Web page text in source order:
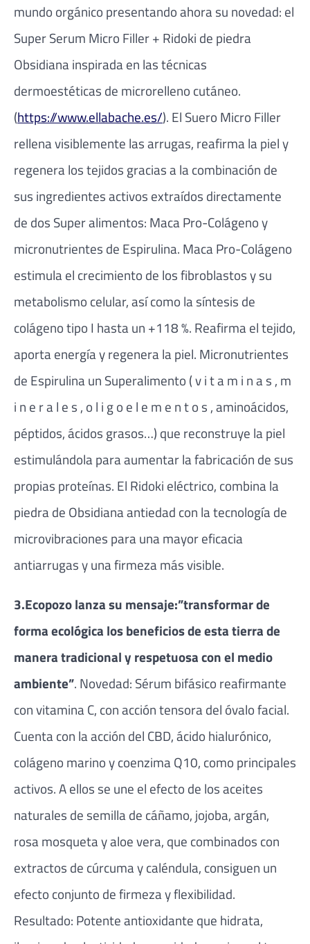
mundo orgánico presentando ahora su novedad: el
Super Serum Micro Filler + Ridoki de piedra
Obsidiana inspirada en las técnicas
dermoestéticas de microrelleno cutáneo.
(https://www.ellabache.es/). El Suero Micro Filler
rellena visiblemente las arrugas, reafirma la piel y
regenera los tejidos gracias a la combinación de
sus ingredientes activos extraídos directamente
de dos Super alimentos: Maca Pro-Colágeno y
micronutrientes de Espirulina. Maca Pro-Colágeno
estimula el crecimiento de los fibroblastos y su
metabolismo celular, así como la síntesis de
colágeno tipo I hasta un +118 %. Reafirma el tejido,
aporta energía y regenera la piel. Micronutrientes
de Espirulina un Superalimento ( v i t a m i n a s , m
i n e r a l e s , o l i g o e l e m e n t o s , aminoácidos,
péptidos, ácidos grasos…) que reconstruye la piel
estimulándola para aumentar la fabricación de sus
propias proteínas. El Ridoki eléctrico, combina la
piedra de Obsidiana antiedad con la tecnología de
microvibraciones para una mayor eficacia
antiarrugas y una firmeza más visible.
3.Ecopozo lanza su mensaje:”transformar de
forma ecológica los beneficios de esta tierra de
manera tradicional y respetuosa con el medio
ambiente”. Novedad: Sérum bifásico reafirmante
con vitamina C, con acción tensora del óvalo facial.
Cuenta con la acción del CBD, ácido hialurónico,
colágeno marino y coenzima Q10, como principales
activos. A ellos se une el efecto de los aceites
naturales de semilla de cáñamo, jojoba, argán,
rosa mosqueta y aloe vera, que combinados con
extractos de cúrcuma y caléndula, consiguen un
efecto conjunto de firmeza y flexibilidad.
Resultado: Potente antioxidante que hidrata,